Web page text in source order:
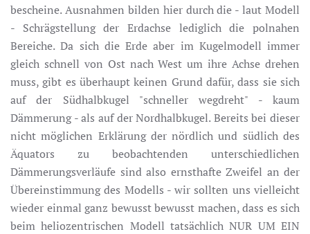
bescheine. Ausnahmen bilden hier durch die - laut Modell
- Schrägstellung der Erdachse lediglich die polnahen
Bereiche. Da sich die Erde aber im Kugelmodell immer
gleich schnell von Ost nach West um ihre Achse drehen
muss, gibt es überhaupt keinen Grund dafür, dass sie sich
auf der Südhalbkugel "schneller wegdreht" - kaum
Dämmerung - als auf der Nordhalbkugel. Bereits bei dieser
nicht möglichen Erklärung der nördlich und südlich des
Äquators zu beobachtenden unterschiedlichen
Dämmerungsverläufe sind also ernsthafte Zweifel an der
Übereinstimmung des Modells - wir sollten uns vielleicht
wieder einmal ganz bewusst bewusst machen, dass es sich
beim heliozentrischen Modell tatsächlich NUR UM EIN